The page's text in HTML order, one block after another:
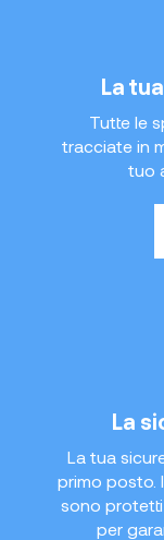
La
Tutte le
tracciate in
tuo
La
La tua
primo posto.
sono
per